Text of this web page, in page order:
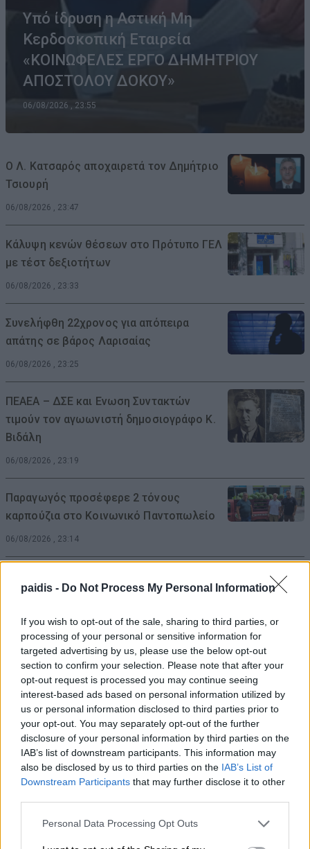
paidis - Do Not Process My Personal Information
If you wish to opt-out of the sale, sharing to third parties, or
processing of your personal or sensitive information for
targeted advertising by us, please use the below opt-out
section to confirm your selection. Please note that after your
opt-out request is processed you may continue seeing
interest-based ads based on personal information utilized by
us or personal information disclosed to third parties prior to
your opt-out. You may separately opt-out of the further
disclosure of your personal information by third parties on the
IAB’s list of downstream participants. This information may
also be disclosed by us to third parties on the IAB’s List of
Downstream Participants that may further disclose it to other
Personal Data Processing Opt Outs
Υπό ίδρυση η Αστική Μη
Κερδοσκοπική Εταιρεία
«ΚΟΙΝΩΦΕΛΕΣ ΕΡΓΟ ΔΗΜΗΤΡΙΟΥ
ΑΠΟΣΤΟΛΟΥ ΔΟΚΟΥ»
06/08/2026 , 23:55
Ο Λ. Κατσαρός αποχαιρετά τον Δημήτριο
Τσιουρή
06/08/2026 , 23:47
Κάλυψη κενών θέσεων στο Πρότυπο ΓΕΛ
με τέστ δεξιοτήτων
06/08/2026 , 23:33
Συνελήφθη 22χρονος για απόπειρα
απάτης σε βάρος Λαρισαίας
06/08/2026 , 23:25
ΠΕΑΕΑ – ΔΣΕ και Ενωση Συντακτών
τιμούν τον αγωωνιστή δημοσιογράφο Κ.
Βιδάλη
06/08/2026 , 23:19
Παραγωγός προσέφερε 2 τόνους
καρπούζια στο Κοινωνικό Παντοπωλείο
06/08/2026 , 23:14
δεκαετίες μετά το Concorde
06/08/2026 , 22:53
Χρ. Καπετάνος: Τιμή στη μεγάλη γιορτή
της Ορθοδοξίας και στις Ένοπλες
Δυνάμεις
06/08/2026 , 21:54
Αύριο Παρασκευή στο Δομένικο η κηδεία
του Αλκιβιάδη Χατζούλη
Στο Anilio Park Festival οι συναυλίες είναι